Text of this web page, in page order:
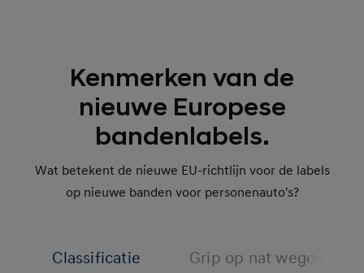
Kenmerken van de
nieuwe Europese
bandenlabels.
Wat betekent de nieuwe EU-richtlijn voor de labels
op nieuwe banden voor personenauto's?
Classificatie Grip op nat wegdek